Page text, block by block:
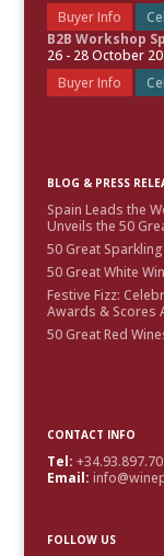
Buyer Info
B2B Workshop
26 - 28 October
Buyer Info
BLOG & PRESS
Spain Leads the
Unveils the 50
50 Great
50 Great White
Festive Fizz:
Awards & Scores
50 Great Red
CONTACT INFO
Tel:
Email:
FOLLOW US